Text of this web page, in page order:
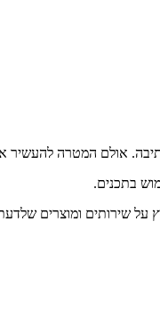
אולם המטרה להעשיר
בתכנים.
על שירותים ומוצרים